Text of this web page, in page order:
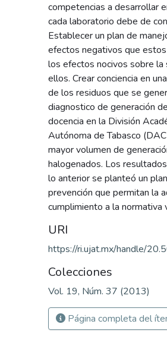
competencias a desarrollar
cada laboratorio debe de
Establecer un plan de
efectos negativos que
los efectos nocivos sobre
ellos. Crear conciencia en
de los residuos que se
diagnostico de generación
docencia en la División
Autónoma de Tabasco
mayor volumen de
halogenados. Los
lo anterior se planteó un
prevención que permitan la
cumplimiento a la normativa
URI
https://ri.ujat.mx/handle/
Colecciones
Vol. 19, Núm. 37 (2013)
Página completa del